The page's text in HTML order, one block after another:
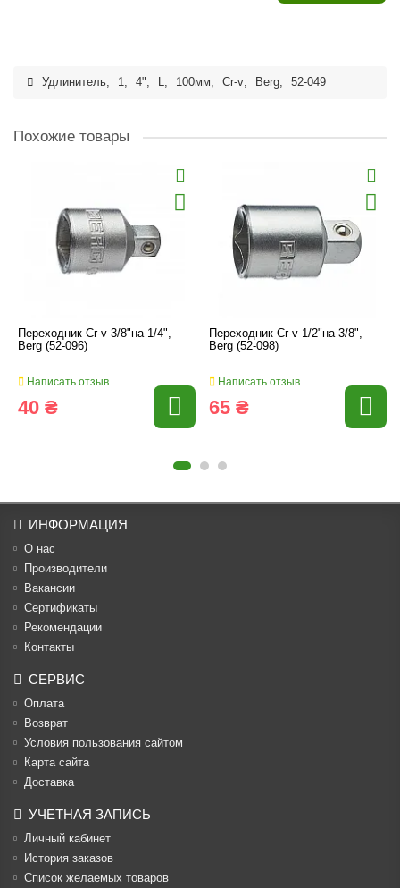
Удлинитель, 1, 4", L, 100мм, Cr-v, Berg, 52-049
Похожие товары
Переходник Cr-v 3/8"на 1/4",
Berg (52-096)
Написать отзыв
40 ₴
Переходник Cr-v 1/2"на 3/8",
Berg (52-098)
Написать отзыв
65 ₴
ИНФОРМАЦИЯ
О нас
Производители
Вакансии
Cертификаты
Рекомендации
Контакты
СЕРВИС
Оплата
Возврат
Условия пользования сайтом
Карта сайта
Доставка
УЧЕТНАЯ ЗАПИСЬ
Личный кабинет
История заказов
Список желаемых товаров